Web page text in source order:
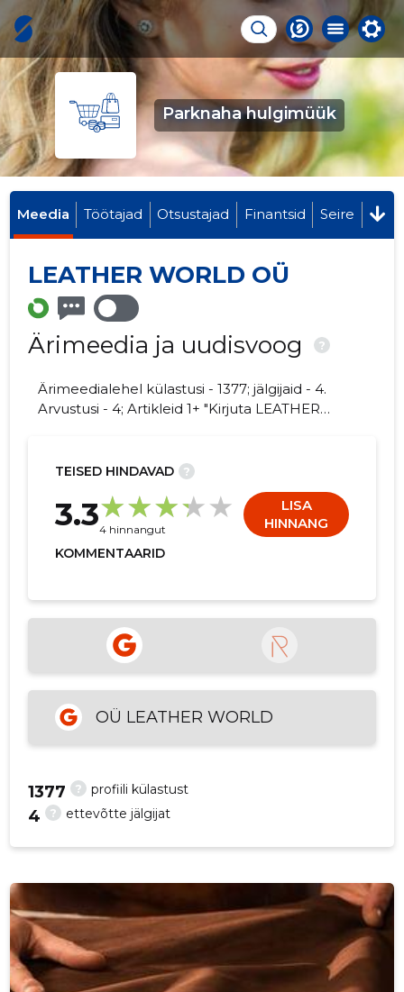
Parknaha hulgimüük
Meedia Töötajad Otsustajad Finantsid Seire
LEATHER WORLD OÜ
Ärimeedia ja uudisvoog ?
Ärimeedialehel külastusi - 1377; jälgijaid - 4.
Arvustusi - 4; Artikleid 1+ "Kirjuta LEATHER
TEISED HINDAVAD ?
3.34 hinnangut
LISA
HINNANG
KOMMENTAARID
OÜ LEATHER WORLD
? profiili külastust
1377
? ettevõtte jälgijat
4